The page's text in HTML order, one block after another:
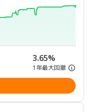
3.65%
1年最大回撤